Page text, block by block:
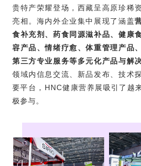
贵特产荣耀登场，西藏呈高原珍稀
亮相。海内外企业集中展现了涵盖
食补充剂、药食同源滋补品、健康
容产品、情绪疗愈、体重管理产品
第三方专业服务等多元化产品与解
领域内信息交流、新品发布、技术
要平台，HNC健康营养展吸引了越
极参与。